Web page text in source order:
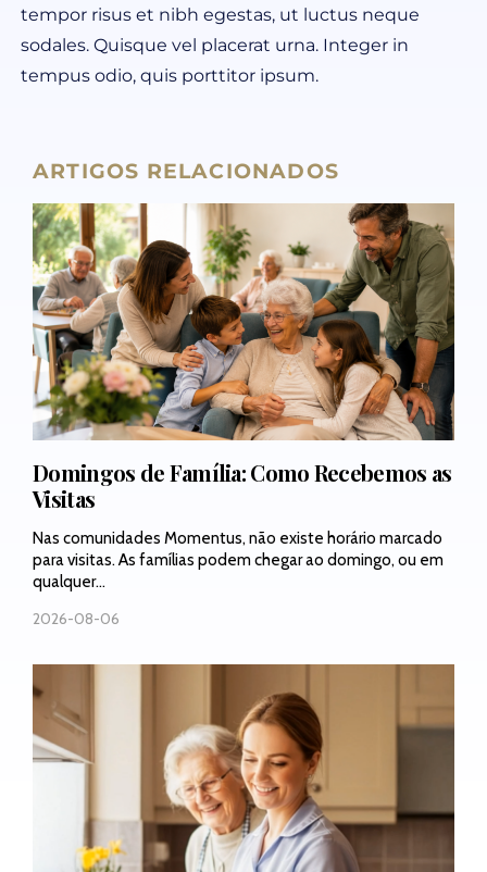
tempor risus et nibh egestas, ut luctus neque
sodales. Quisque vel placerat urna. Integer in
tempus odio, quis porttitor ipsum.
ARTIGOS RELACIONADOS
Domingos de Família: Como Recebemos as
Visitas
Nas comunidades Momentus, não existe horário marcado
para visitas. As famílias podem chegar ao domingo, ou em
qualquer...
2026-08-06